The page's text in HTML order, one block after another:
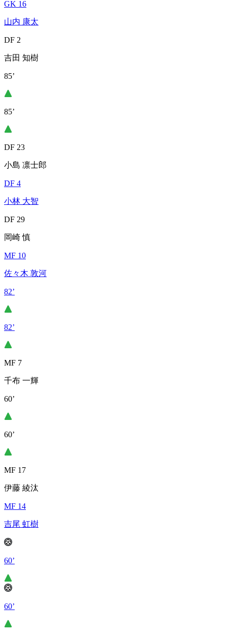
GK 16
山内 康太
DF 2
吉田 知樹
85’
85’
DF 23
小島 凛士郎
DF 4
小林 大智
DF 29
岡崎 慎
MF 10
佐々木 敦河
82’
82’
MF 7
千布 一輝
60’
60’
MF 17
伊藤 綾汰
MF 14
吉尾 虹樹
60’
60’